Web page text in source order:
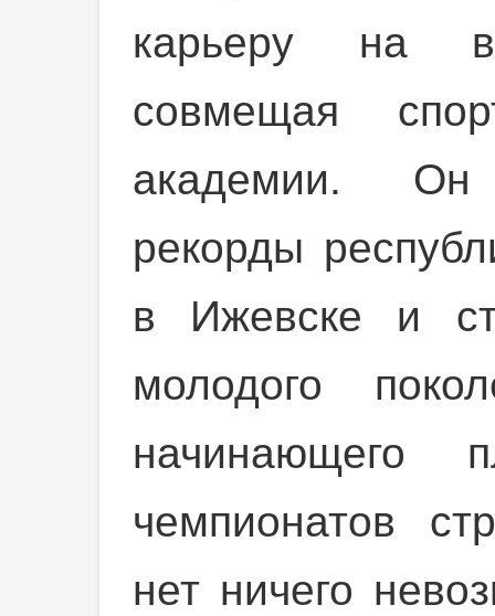
карьеру на
совмещая
академии.
рекорды
в Ижевске и
молодого
начинающего
чемпионатов
нет ничего